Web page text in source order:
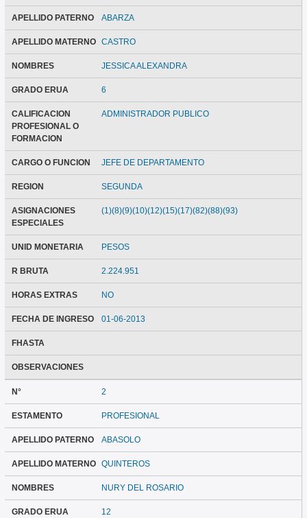
APELLIDO PATERNO ABARZA
APELLIDO MATERNO CASTRO
NOMBRES JESSICA ALEXANDRA
GRADO ERUA 6
CALIFICACION
PROFESIONAL O
FORMACION
ADMINISTRADOR PUBLICO
CARGO O FUNCION JEFE DE DEPARTAMENTO
REGION SEGUNDA
ASIGNACIONES
ESPECIALES
(1)(8)(9)(10)(12)(15)(17)(82)(88)(93)
UNID MONETARIA PESOS
R BRUTA 2.224.951
HORAS EXTRAS NO
FECHA DE INGRESO 01-06-2013
FHASTA
OBSERVACIONES
N° 2
ESTAMENTO PROFESIONAL
APELLIDO PATERNO ABASOLO
APELLIDO MATERNO QUINTEROS
NOMBRES NURY DEL ROSARIO
GRADO ERUA 12